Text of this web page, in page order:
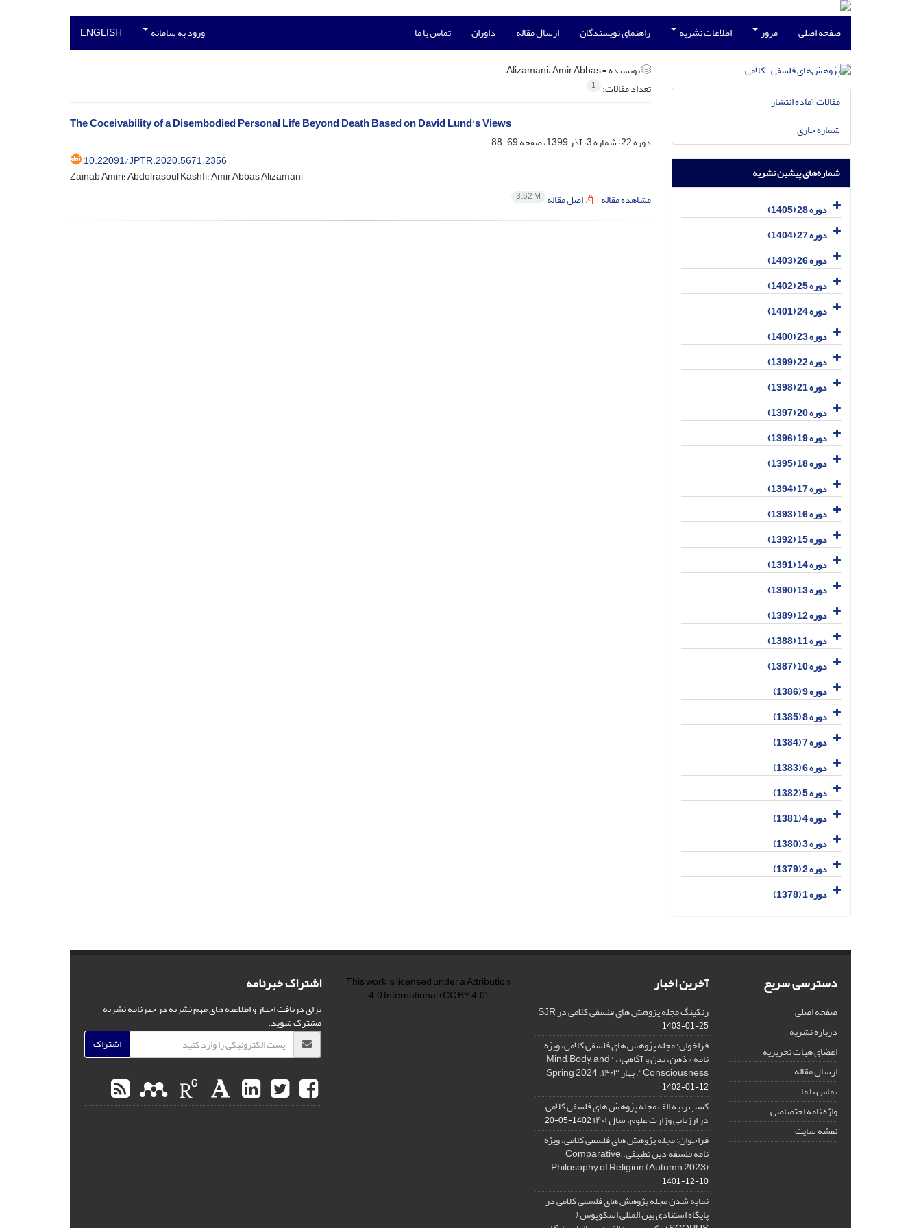
صفحه اصلی مرور اطلاعات نشریه راهنمای نویسندگان ارسال مقاله داوران تماس با ما ورود به سامانه ENGLISH
نویسنده =Alizamani، Amir Abbas
تعداد مقالات: 1
The Coceivability of a Disembodied Personal Life Beyond Death Based on David Lund’s Views
دوره 22، شماره 3، آذر 1399، صفحه
69-88
10.22091/JPTR.2020.5671.2356
Zainab Amiri؛ Abdolrasoul Kashfi؛ Amir Abbas Alizamani
مشاهده مقاله
اصل مقاله 3.62 M
مقالات آماده انتشار
شماره جاری
شماره‌های پیشین نشریه
دوره 28 (1405)
دوره 27 (1404)
دوره 26 (1403)
دوره 25 (1402)
دوره 24 (1401)
دوره 23 (1400)
دوره 22 (1399)
دوره 21 (1398)
دوره 20 (1397)
دوره 19 (1396)
دوره 18 (1395)
دوره 17 (1394)
دوره 16 (1393)
دوره 15 (1392)
دوره 14 (1391)
دوره 13 (1390)
دوره 12 (1389)
دوره 11 (1388)
دوره 10 (1387)
دوره 9 (1386)
دوره 8 (1385)
دوره 7 (1384)
دوره 6 (1383)
دوره 5 (1382)
دوره 4 (1381)
دوره 3 (1380)
دوره 2 (1379)
دوره 1 (1378)
دسترسی سریع
صفحه اصلی
درباره نشریه
اعضای هیات تحریریه
ارسال مقاله
تماس با ما
واژه نامه اختصاصی
نقشه سایت
آخرین اخبار
رنکینگ مجله پژوهش های فلسفی کلامی در SJR
1403-01-25
فراخوان: مجله پژوهش های فلسفی کلامی، ویژه
نامه « ذهن، بدن و آگاهی»، "Mind, Body, and
Consciousness"، بهار ۱۴۰۳، Spring 2024
1402-01-12
کسب رتبه الف مجله پژوهش های فلسفی کلامی
در ارزیابی وزارت علوم، سال ۱۴۰۱ 1402-05-20
فراخوان: مجله پژوهش های فلسفی کلامی، ویژه
نامه فلسفه دین تطبیقی، ,Comparative
Philosophy of Religion (Autumn 2023)
1401-12-10
نمایه شدن مجله پژوهش های فلسفی کلامی در
پایگاه استنادی بین المللی اسکوپوس (
This work is licensed under aAttribution
4.0 International(CC BY 4.0) اشتراک خبرنامه
برای دریافت اخبار و اطلاعیه های مهم نشریه در خبرنامه نشریه
مشترک شوید.
اشتراک